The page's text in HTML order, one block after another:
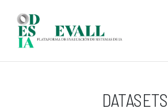
DATASETS